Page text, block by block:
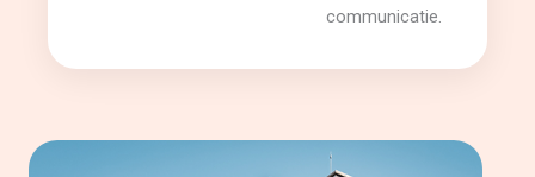
communicatie.